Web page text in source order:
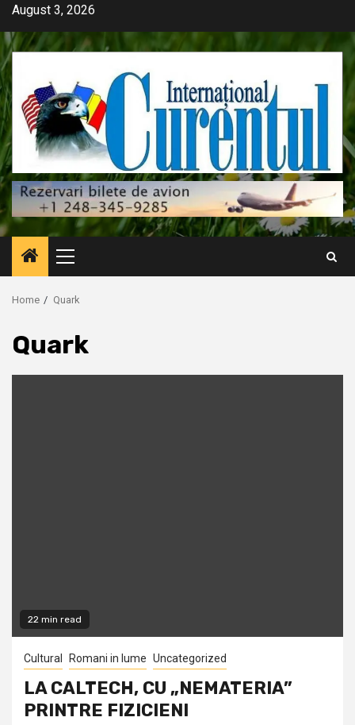
Skip
content
August 3, 2026
Primary
Menu
Home Quark
Quark
22 min read
Cultural Romani in lume Uncategorized
LA CALTECH, CU „NEMATERIA”
PRINTRE FIZICIENI